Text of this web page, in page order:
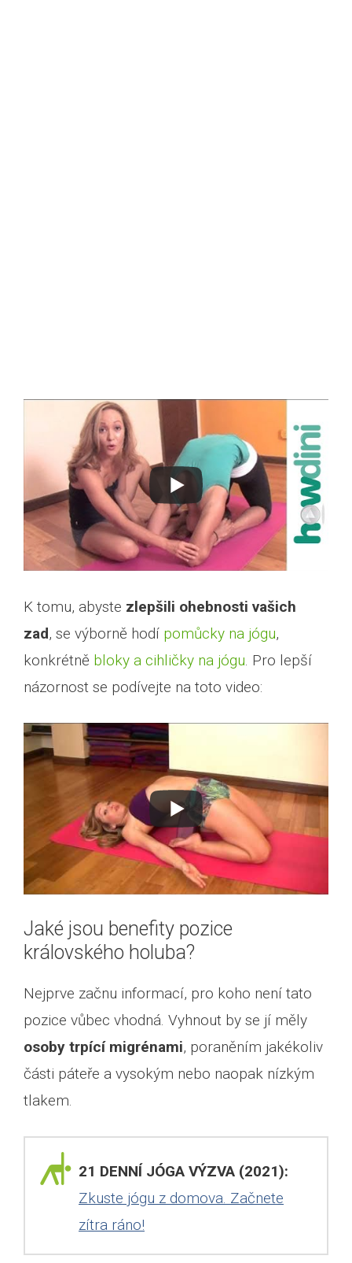
K tomu, abyste zlepšili ohebnosti vašich
zad, se výborně hodí pomůcky na jógu,
konkrétně bloky a cihličky na jógu. Pro lepší
názornost se podívejte na toto video:
Jaké jsou benefity pozice
královského holuba?
Nejprve začnu informací, pro koho není tato
pozice vůbec vhodná. Vyhnout by se jí měly
osoby trpící migrénami, poraněním jakékoliv
části páteře a vysokým nebo naopak nízkým
tlakem.
21 DENNÍ JÓGA VÝZVA (2021):
Zkuste jógu z domova. Začnete
zítra ráno!